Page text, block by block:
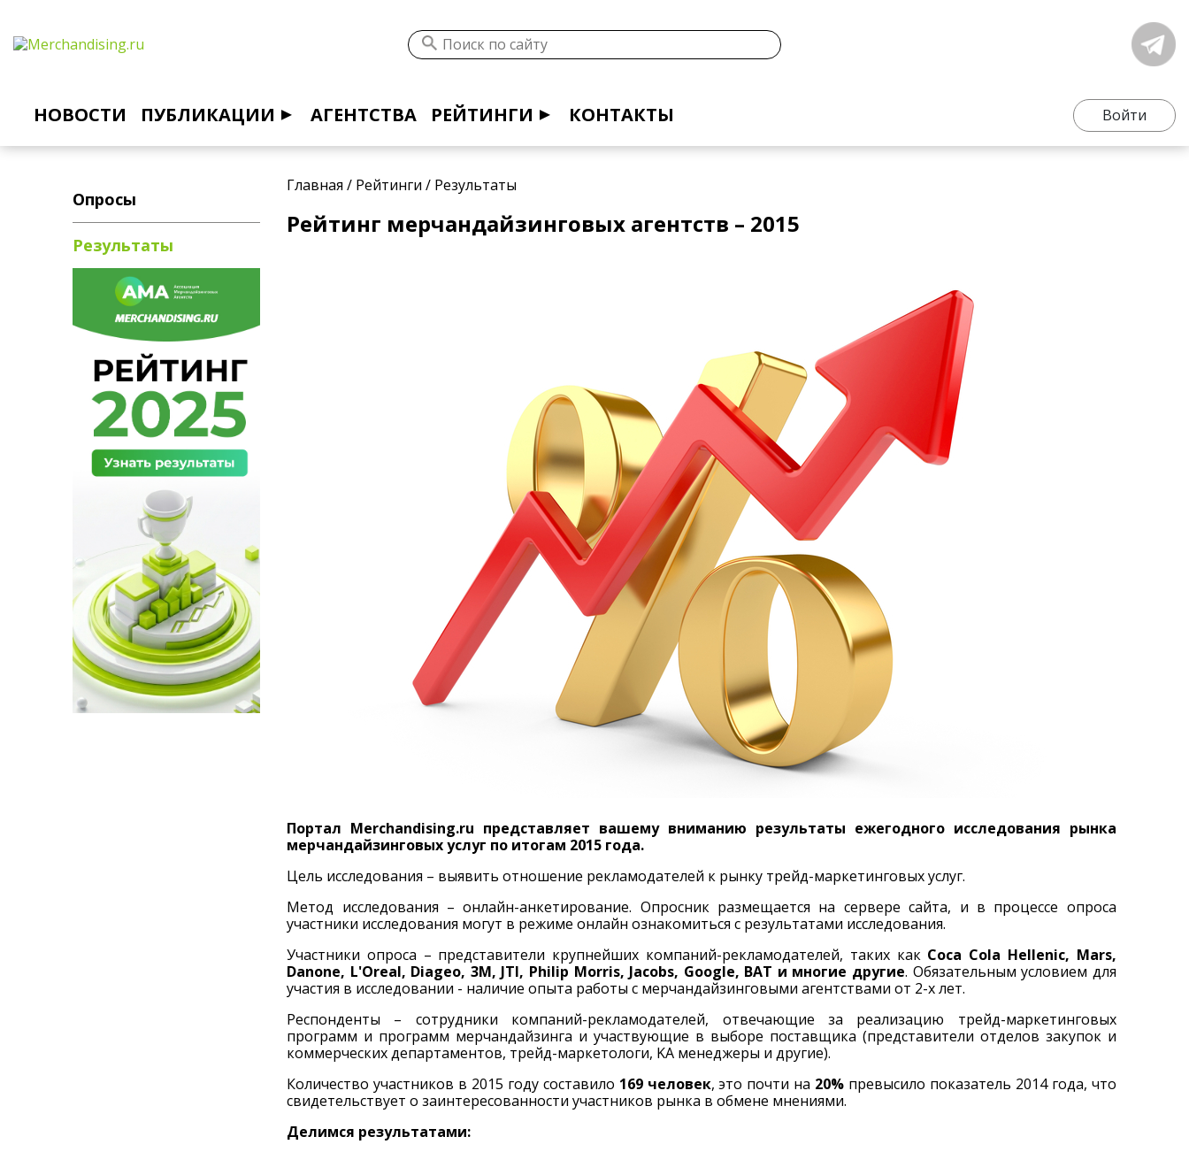
НОВОСТИ ПУБЛИКАЦИИ АГЕНТСТВА РЕЙТИНГИ КОНТАКТЫ Войти
Главная / Рейтинги / Результаты
Рейтинг мерчандайзинговых агентств – 2015
Портал Merchandising.ru представляет вашему вниманию результаты ежегодного исследования рынка
мерчандайзинговых услуг по итогам 2015 года.
Цель исследования – выявить отношение рекламодателей к рынку трейд-маркетинговых услуг.
Метод исследования – онлайн-анкетирование. Опросник размещается на сервере сайта, и в процессе опроса
участники исследования могут в режиме онлайн ознакомиться с результатами исследования.
Участники опроса – представители крупнейших компаний-рекламодателей, таких как Coca Cola Hellenic, Mars,
Danone, L'Oreal, Diageo, 3М, JTI, Philip Morris, Jacobs, Google, BAT и многие другие. Обязательным условием для
участия в исследовании - наличие опыта работы с мерчандайзинговыми агентствами от 2-х лет.
Респонденты – сотрудники компаний-рекламодателей, отвечающие за реализацию трейд-маркетинговых
программ и программ мерчандайзинга и участвующие в выборе поставщика (представители отделов закупок и
коммерческих департаментов, трейд-маркетологи, KA менеджеры и другие).
Количество участников в 2015 году составило 169 человек, это почти на 20% превысило показатель 2014 года, что
свидетельствует о заинтересованности участников рынка в обмене мнениями.
Делимся результатами:
Опросы
Результаты